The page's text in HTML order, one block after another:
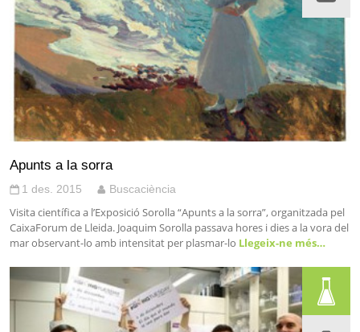
Apunts a la sorra
1 des. 2015 Buscaciència
Visita científica a l’Exposició Sorolla “Apunts a la sorra”, organitzada pel
CaixaForum de Lleida. Joaquim Sorolla passava hores i dies a la vora del
mar observant-lo amb intensitat per plasmar-lo Llegeix-ne més…